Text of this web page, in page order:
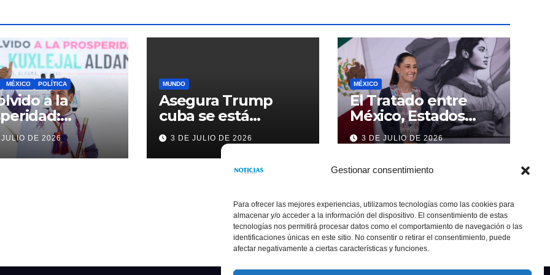
Gestionar consentimiento
Para ofrecer las mejores experiencias, utilizamos tecnologías como las cookies para
almacenar y/o acceder a la información del dispositivo. El consentimiento de estas
tecnologías nos permitirá procesar datos como el comportamiento de navegación o las
identificaciones únicas en este sitio. No consentir o retirar el consentimiento, puede
afectar negativamente a ciertas características y funciones.
MÉXICO POLÍTICA
a la
Ramírez
la
de
DE 2026
MUNDO
Asegura Trump
cuba se está
acercando a
nosotros
3 DE JULIO DE 2026
MÉXICO
El Tratado entre
México, Estados
Unidos y Canadá (T-
MEC) se mantiene
hasta el 2036:
Presidenta Claudia
3 DE JULIO DE 2026